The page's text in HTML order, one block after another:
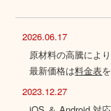
2026.06.17
原材料の高騰によ
最新価格は料金表
2023.12.27